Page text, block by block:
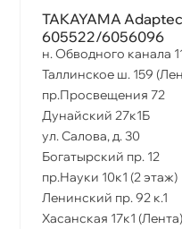
TAKAYAMA
605522/6056096
н. Обводного канала
Таллинское ш. 159
пр.Просвещения 72
Дунайский 27к1Б
ул. Салова, д. 30
Богатырский пр. 12
пр.Науки 10к1 (2 этаж)
Ленинский пр. 92 к.1
Хасанская 17к1 (Лента)